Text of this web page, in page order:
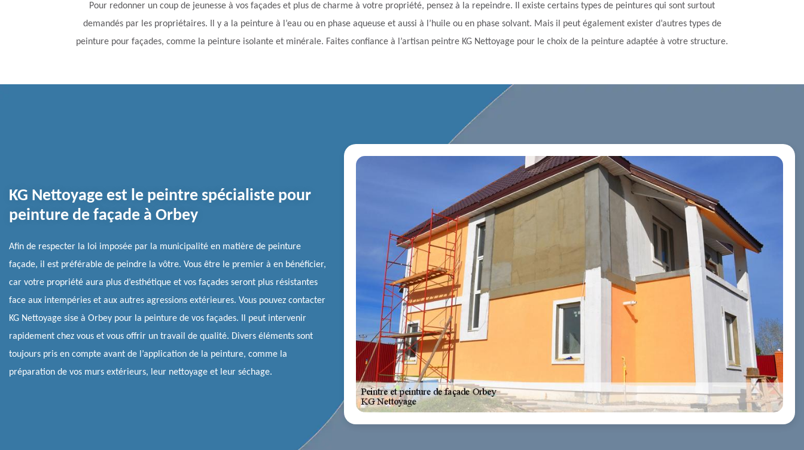
Pour redonner un coup de jeunesse à vos façades et plus de charme à votre propriété, pensez à la repeindre. Il existe certains types de peintures qui sont surtout
demandés par les propriétaires. Il y a la peinture à l’eau ou en phase aqueuse et aussi à l’huile ou en phase solvant. Mais il peut également exister d’autres types de
peinture pour façades, comme la peinture isolante et minérale. Faites confiance à l’artisan peintre KG Nettoyage pour le choix de la peinture adaptée à votre structure.
KG Nettoyage est le peintre spécialiste pour
peinture de façade à Orbey
Afin de respecter la loi imposée par la municipalité en matière de peinture
façade, il est préférable de peindre la vôtre. Vous être le premier à en bénéficier,
car votre propriété aura plus d’esthétique et vos façades seront plus résistantes
face aux intempéries et aux autres agressions extérieures. Vous pouvez contacter
KG Nettoyage sise à Orbey pour la peinture de vos façades. Il peut intervenir
rapidement chez vous et vous offrir un travail de qualité. Divers éléments sont
toujours pris en compte avant de l’application de la peinture, comme la
préparation de vos murs extérieurs, leur nettoyage et leur séchage.